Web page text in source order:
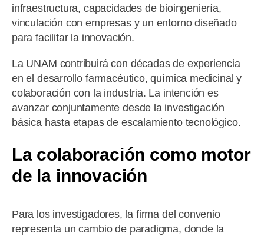
infraestructura, capacidades de bioingeniería,
vinculación con empresas y un entorno diseñado
para facilitar la innovación.
La UNAM contribuirá con décadas de experiencia
en el desarrollo farmacéutico, química medicinal y
colaboración con la industria. La intención es
avanzar conjuntamente desde la investigación
básica hasta etapas de escalamiento tecnológico.
La colaboración como motor
de la innovación
Para los investigadores, la firma del convenio
representa un cambio de paradigma, donde la